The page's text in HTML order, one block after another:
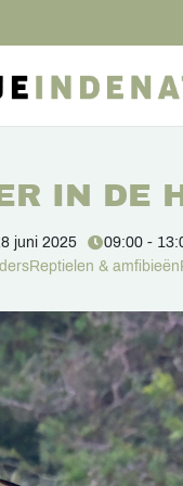
IN DE
juni 2025 09:00 -
Reptielen & amfibieën